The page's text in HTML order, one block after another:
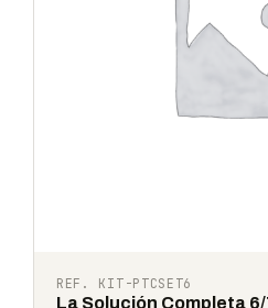
REF. KIT-PTCSET6
La Solución Completa